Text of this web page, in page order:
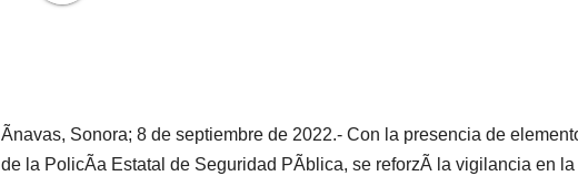
Ãnavas, Sonora; 8 de septiembre de 2022.- Con la presencia de
de la PolicÃa Estatal de Seguridad PÃblica, se reforzÃ la vigilancia en